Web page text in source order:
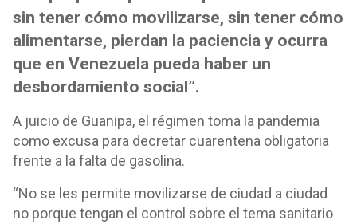
sin tener cómo movilizarse, sin tener cómo
alimentarse, pierdan la paciencia y ocurra
que en Venezuela pueda haber un
desbordamiento social”.
A juicio de Guanipa, el régimen toma la pandemia
como excusa para decretar cuarentena obligatoria
frente a la falta de gasolina.
“No se les permite movilizarse de ciudad a ciudad
no porque tengan el control sobre el tema sanitario